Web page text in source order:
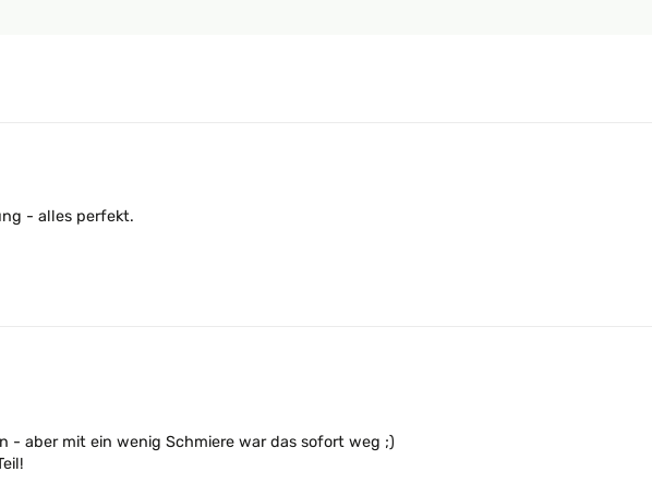
- alles perfekt.
aber mit ein wenig Schmiere war das sofort weg ;)